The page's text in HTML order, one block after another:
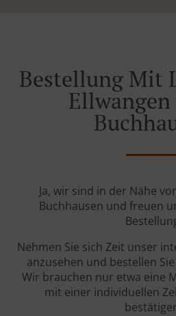
Bestellung Mit
Ellwangen
Ja, wir sind in der Nähe
Buchhausen und freuen
Nehmen Sie sich Zeit unser
anzusehen und bestellen
Wir brauchen nur etwa eine
mit einer individuellen